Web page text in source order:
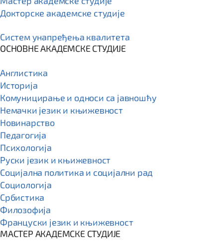
Докторске академске студије
Систем унапређења квалитета
ОСНОВНЕ АКАДЕМСКЕ СТУДИЈЕ
Англистика
Историја
Комуницирање и односи са јавношћу
Немачки језик и књижевност
Новинарство
Педагогија
Психологија
Руски језик и књижевност
Социјална политика и социјални рад
Социологија
Србистика
Филозофија
Француски језик и књижевност
МАСТЕР АКАДЕМСКЕ СТУДИЈЕ